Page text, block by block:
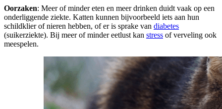
Oorzaken: Meer of minder eten en meer drinken duidt vaak op een
onderliggende ziekte. Katten kunnen bijvoorbeeld iets aan hun
schildklier of nieren hebben, of er is sprake van diabetes
(suikerziekte). Bij meer of minder eetlust kan stress of verveling ook
meespelen.